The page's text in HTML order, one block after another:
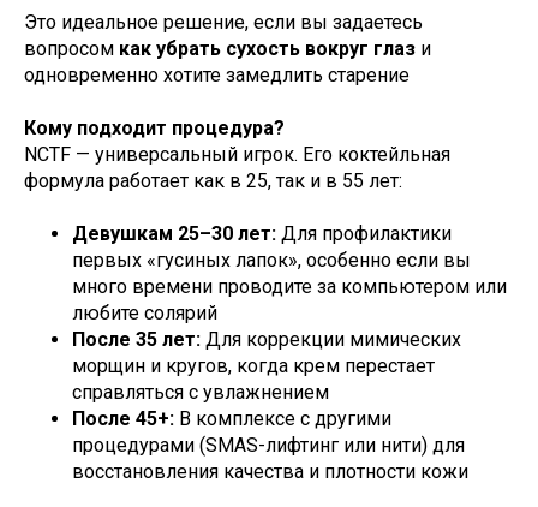
Это идеальное решение, если вы задаетесь
вопросом как убрать сухость вокруг глаз и
одновременно хотите замедлить старение
Кому подходит процедура?
NCTF — универсальный игрок. Его коктейльная
формула работает как в 25, так и в 55 лет:
Девушкам 25–30 лет: Для профилактики
первых «гусиных лапок», особенно если вы
много времени проводите за компьютером или
любите солярий
После 35 лет: Для коррекции мимических
морщин и кругов, когда крем перестает
справляться с увлажнением
После 45+: В комплексе с другими
процедурами (SMAS-лифтинг или нити) для
восстановления качества и плотности кожи